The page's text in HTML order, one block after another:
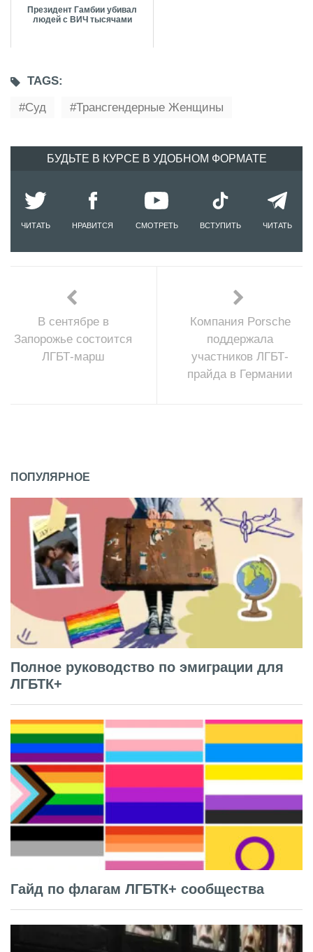
Президент Гамбии убивал
людей с ВИЧ тысячами
TAGS:
Суд
Трансгендерные Женщины
БУДЬТЕ В КУРСЕ В УДОБНОМ ФОРМАТЕ
ЧИТАТЬ НРАВИТСЯ СМОТРЕТЬ ВСТУПИТЬ ЧИТАТЬ
В сентябре в
Запорожье состоится
ЛГБТ-марш
Компания Porsche
поддержала
участников ЛГБТ-
прайда в Германии
ПОПУЛЯРНОЕ
Полное руководство по эмиграции для
ЛГБТК+
Гайд по флагам ЛГБТК+ сообщества